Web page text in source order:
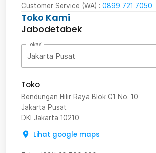
Customer Service (WA) : 0899 721 7050
Toko Kami
Jabodetabek
Lokasi
Jakarta Pusat
Toko
Bendungan Hilir Raya Blok G1 No. 10
Jakarta Pusat
DKI Jakarta 10210
Lihat google maps